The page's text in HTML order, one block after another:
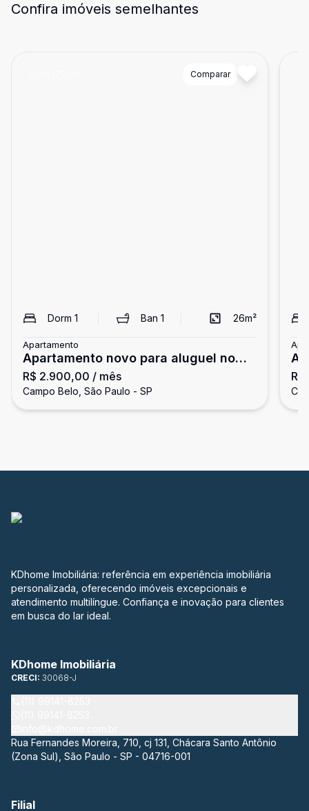
Confira imóveis semelhantes
Comparar
Dorm 1 Ban 1 26m²
Apartamento
Apartamento novo para aluguel no
Campo Belo
R$ 2.900,00 / mês
Campo Belo, São Paulo - SP
KDhome Imobiliária: referência em experiência imobiliária
personalizada, oferecendo imóveis excepcionais e
atendimento multilíngue. Confiança e inovação para clientes
em busca do lar ideal.
KDhome Imobiliária
CRECI: 30068-J
Rua Fernandes Moreira, 710, cj 131, Chácara Santo Antônio
(Zona Sul), São Paulo - SP - 04716-001
Filial